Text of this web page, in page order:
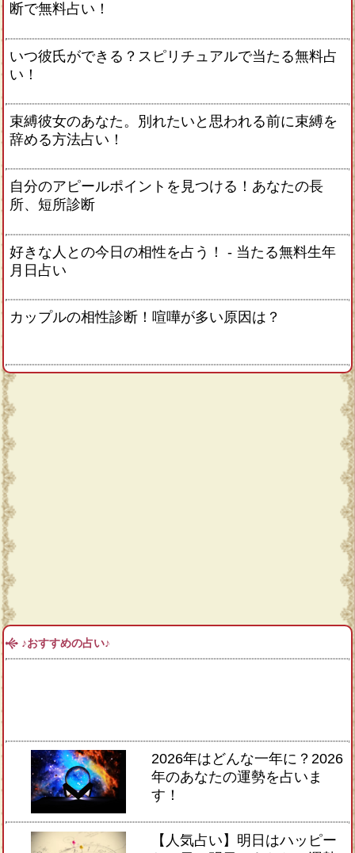
断で無料占い！
いつ彼氏ができる？スピリチュアルで当たる無料占
い！
束縛彼女のあなた。別れたいと思われる前に束縛を
辞める方法占い！
自分のアピールポイントを見つける！あなたの長
所、短所診断
好きな人との今日の相性を占う！ ‐ 当たる無料生年
月日占い
カップルの相性診断！喧嘩が多い原因は？
♪おすすめの占い♪
2026年はどんな一年に？2026
年のあなたの運勢を占いま
す！
【人気占い】明日はハッピー